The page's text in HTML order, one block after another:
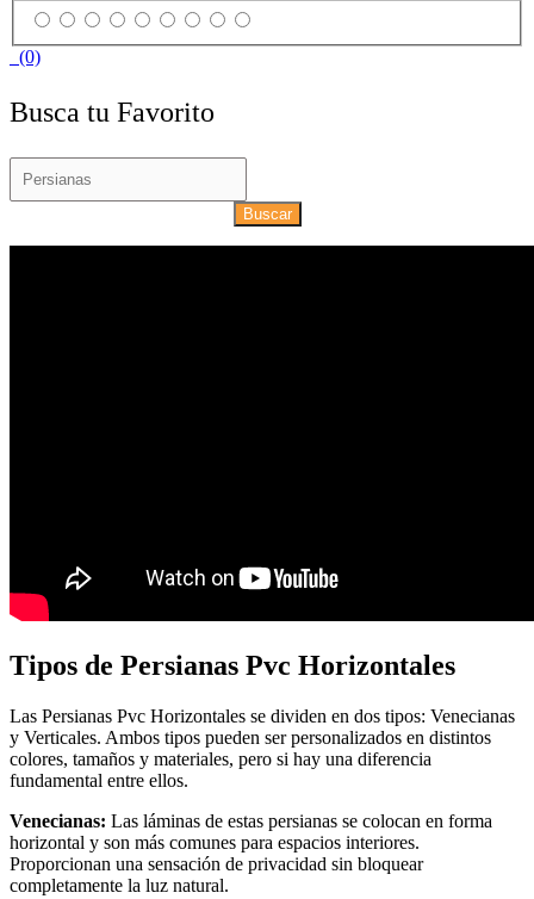
(0)
Busca tu Favorito
Buscar
Tipos de Persianas Pvc Horizontales
Las Persianas Pvc Horizontales se dividen en dos tipos: Venecianas
y Verticales. Ambos tipos pueden ser personalizados en distintos
colores, tamaños y materiales, pero si hay una diferencia
fundamental entre ellos.
Venecianas: Las láminas de estas persianas se colocan en forma
horizontal y son más comunes para espacios interiores.
Proporcionan una sensación de privacidad sin bloquear
completamente la luz natural.